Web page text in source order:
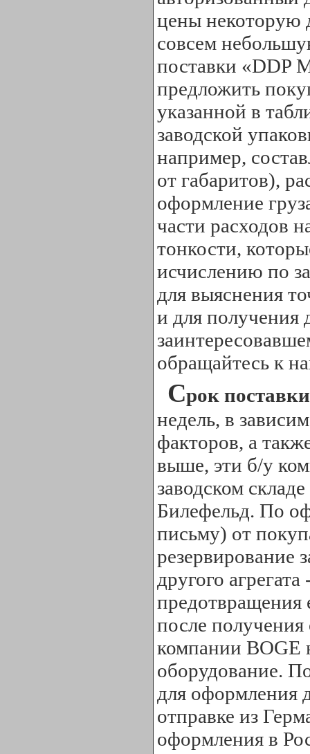
цены некоторую
совсем
поставки «DDP
предложить
указанной в
заводской
например,
от габаритов),
оформление
части расходов
тонкости,
исчислению по
для выяснения
и для
обращайтесь к
Срок поставки
недель, в
факторов, а
выше, эти б/у
заводском
Билефельд. По
письму) от
резервирование
другого
предотвращения
после
компании BOGE
оборудование.
для оформления
отправке из
оформления в